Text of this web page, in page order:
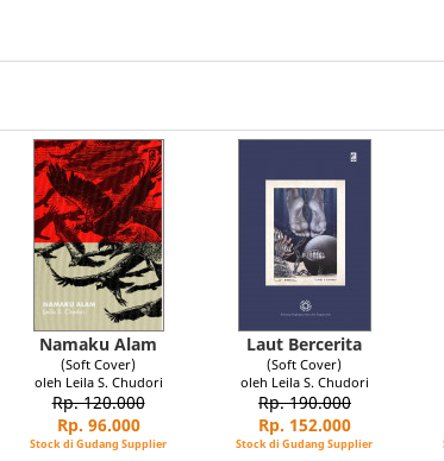
Namaku Alam
(Soft Cover)
oleh Leila S. Chudori
Rp. 120.000
Rp. 96.000
Stock di Gudang Supplier
Laut Bercerita
(Soft Cover)
oleh Leila S. Chudori
Rp. 190.000
Rp. 152.000
Stock di Gudang Supplier